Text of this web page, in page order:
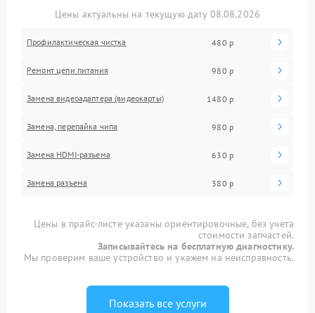
Цены актуальны на текущую дату 08.08.2026
Профилактическая чистка 480 р
Ремонт цепи питания 980 р
Замена видеоадаптера (видеокарты) 1480 р
Замена, перепайка чипа 980 р
Замена HDMI-разъема 630 р
Замена разъема 380 р
Цены в прайс-листе указаны ориентировочные, без учета
стоимости запчастей.
Записывайтесь на бесплатную диагностику.
Мы проверим ваше устройство и укажем на неисправность.
Показать все услуги